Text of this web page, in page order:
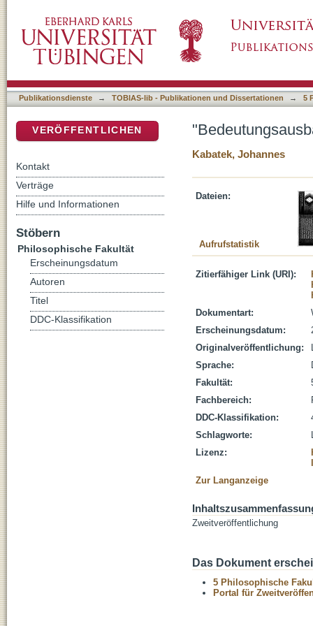
Publikationsdienste → TOBIAS-lib - Publikationen und Dissertationen → 5
Kabatek, Johannes
Dateien:
Aufrufstatistik
Zitierfähiger Link (URI):
Dokumentart:
Erscheinungsdatum:
Originalveröffentlichung:
Sprache:
Fakultät:
Fachbereich:
DDC-Klassifikation:
Schlagworte:
Lizenz:
Zur Langanzeige
Zweitveröffentlichung
Das Dokument
5 Philosophische
Portal für
VERÖFFENTLICHEN
Kontakt
Verträge
Hilfe und Informationen
Stöbern
Philosophische Fakultät
Erscheinungsdatum
Autoren
Titel
DDC-Klassifikation